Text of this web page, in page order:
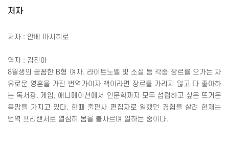
저자
저자 : 안베 마시히로
역자 : 김진아
8월생의 꼼꼼한 B형 여자. 라이트노벨 및 소설 등 각종 장르를 오가는 자
유로운 영혼을 가진 번역가이자 책이라면 장르를 가리지 않고 다 좋아하
는 독서광. 게임 , 애니메이션에서 인문학까지 모두 섭렵하고 싶은 뜨거운
욕망을 가지고 있다. 한때 출판사 편집자로 일했던 경험을 살려 현재는
번역 프리랜서로 열심히 몸을 불사르며 일하는 중이다.